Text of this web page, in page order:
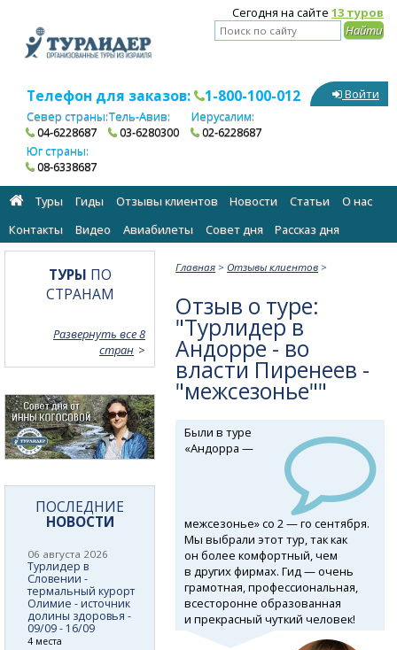
Сегодня на сайте 13 туров
Телефон для заказов: 1-800-100-012
Север страны:
04-6228687
Тель-Авив:
03-6280300
Иерусалим:
02-6228687
Юг страны:
08-6338687
Войти
Туры Гиды Отзывы клиентов Новости Статьи
О нас
Контакты
Видео Авиабилеты Cовет дня Рассказ дня
Главная > Отзывы клиентов >
Отзыв о туре:
"Турлидер в
Андорре - во
власти Пиренеев -
"межсезонье""
Были в туре
«Андорра —
межсезонье» со 2 — го сентября.
Мы выбрали этот тур, так как
он более комфортный, чем
в других фирмах. Гид — очень
грамотная, профессиональная,
всесторонне образованная
и прекрасный чуткий человек!
ТУРЫ ПО
СТРАНАМ
Развернуть все 8
стран
ПОСЛЕДНИЕ
НОВОСТИ
06 августа 2026
Турлидер в
Словении -
термальный курорт
Олимие - источник
долины здоровья -
09/09 - 16/09
4 места